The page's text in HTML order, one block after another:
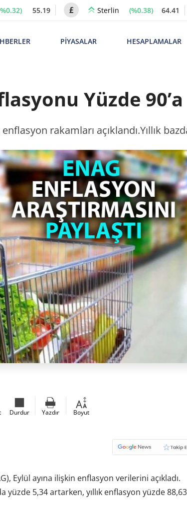
55.19 Sterlin (%0.38) 64.41
PİYASALAR HESAPLAMALAR
Yüzde
rakamları açıklandı.Yıllık
Durdur Yazdır Boyut
Eylül ayına ilişkin enflasyon verilerini açıkladı.
yüzde 5,34 artarken, yıllık enflasyon yüzde 88,63